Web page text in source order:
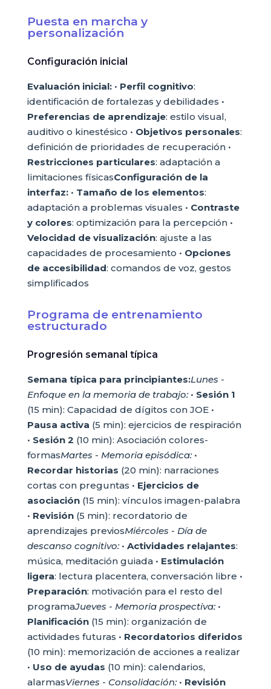
Puesta en marcha y
personalización
Configuración inicial
Evaluación inicial:• Perfil cognitivo:
identificación de fortalezas y debilidades •
Preferencias de aprendizaje: estilo visual,
auditivo o kinestésico • Objetivos personales:
definición de prioridades de recuperación •
Restricciones particulares: adaptación a
limitaciones físicasConfiguración de la
interfaz:• Tamaño de los elementos:
adaptación a problemas visuales • Contraste
y colores: optimización para la percepción •
Velocidad de visualización: ajuste a las
capacidades de procesamiento • Opciones
de accesibilidad: comandos de voz, gestos
simplificados
Programa de entrenamiento
estructurado
Progresión semanal típica
Semana típica para principiantes:Lunes -
Enfoque en la memoria de trabajo:• Sesión 1
(15 min): Capacidad de dígitos con JOE •
Pausa activa (5 min): ejercicios de respiración
• Sesión 2 (10 min): Asociación colores-
formasMartes - Memoria episódica:•
Recordar historias (20 min): narraciones
cortas con preguntas • Ejercicios de
asociación(15 min): vínculos imagen-palabra
• Revisión(5 min): recordatorio de
aprendizajes previosMiércoles - Día de
descanso cognitivo:• Actividades relajantes:
música, meditación guiada • Estimulación
ligera: lectura placentera, conversación libre •
Preparación: motivación para el resto del
programaJueves - Memoria prospectiva:•
Planificación(15 min): organización de
actividades futuras • Recordatorios diferidos
(10 min): memorización de acciones a realizar
• Uso de ayudas (10 min): calendarios,
alarmasViernes - Consolidación:• Revisión